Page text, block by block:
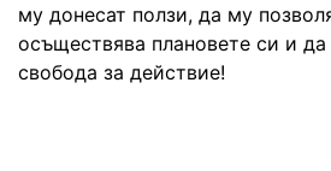
му донесат ползи, да му
осъществява плановете си и
свобода за действие!